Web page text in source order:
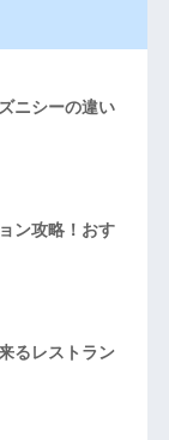
ニシーの違い
ン攻略！おす
るレストラン